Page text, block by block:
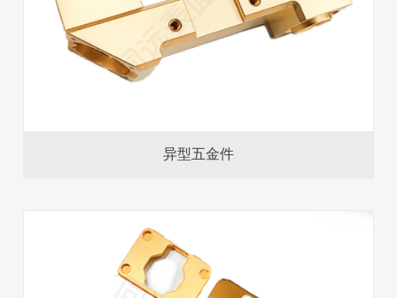
异型五金件